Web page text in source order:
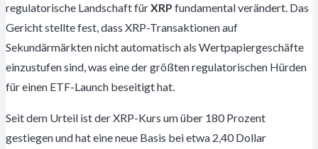
regulatorische Landschaft fürXRP fundamental verändert. Das
Gericht stellte fest, dass XRP-Transaktionen auf
Sekundärmärkten nicht automatisch als Wertpapiergeschäfte
einzustufen sind, was eine der größten regulatorischen Hürden
für einen ETF-Launch beseitigt hat.
Seit dem Urteil ist der XRP-Kurs um über 180 Prozent
gestiegen und hat eine neue Basis bei etwa 2,40 Dollar